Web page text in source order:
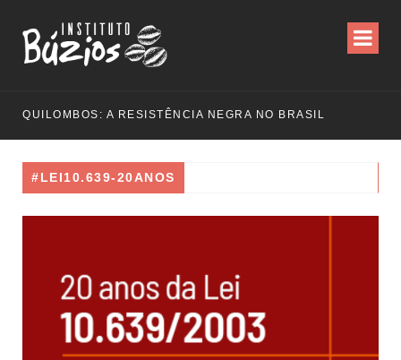
QUILOMBOS: A RESISTÊNCIA NEGRA NO BRASIL
#LEI10.639-20ANOS